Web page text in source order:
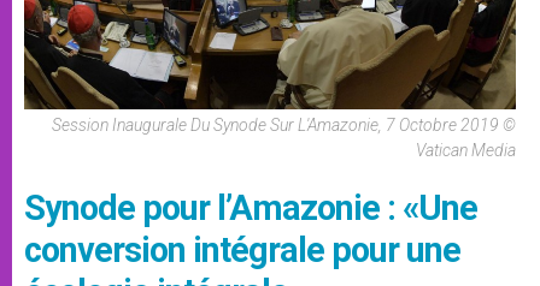
Session Inaugurale Du Synode Sur L'Amazonie, 7 Octobre 2019 ©
Vatican Media
Synode pour l’Amazonie : «Une
conversion intégrale pour une